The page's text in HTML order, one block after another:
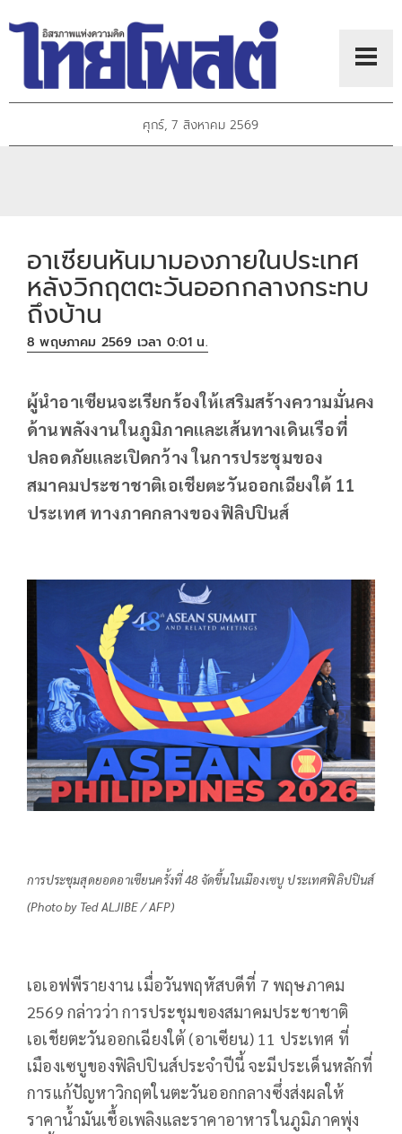
ศุกร์, 7 สิงหาคม 2569
อาเซียนหันมามองภายในประเทศ
หลังวิกฤตตะวันออกกลางกระทบ
ถึงบ้าน
8 พฤษภาคม 2569 เวลา 0:01 น.
ผู้นำอาเซียนจะเรียกร้องให้เสริมสร้างความมั่นคง
ด้านพลังงานในภูมิภาคและเส้นทางเดินเรือที่
ปลอดภัยและเปิดกว้าง ในการประชุมของ
สมาคมประชาชาติเอเชียตะวันออกเฉียงใต้ 11
ประเทศ ทางภาคกลางของฟิลิปปินส์
การประชุมสุดยอดอาเซียนครั้งที่ 48 จัดขึ้นในเมืองเซบู ประเทศฟิลิปปินส์
(Photo by Ted ALJIBE / AFP)
เอเอฟพีรายงาน เมื่อวันพฤหัสบดีที่ 7 พฤษภาคม
2569 กล่าวว่า การประชุมของสมาคมประชาชาติ
เอเชียตะวันออกเฉียงใต้ (อาเซียน) 11 ประเทศ ที่
เมืองเซบูของฟิลิปปินส์ประจำปีนี้ จะมีประเด็นหลักที่
การแก้ปัญหาวิกฤตในตะวันออกกลางซึ่งส่งผลให้
ราคาน้ำมันเชื้อเพลิงและราคาอาหารในภูมิภาคพุ่ง